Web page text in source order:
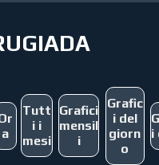
a
Tutt
i i
mesi
Grafici
mensil
i
Grafic
i del
giorn
o
i